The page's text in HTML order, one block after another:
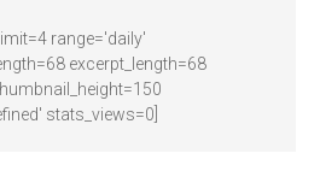
range='daily'
excerpt_length=68
stats_views=0]